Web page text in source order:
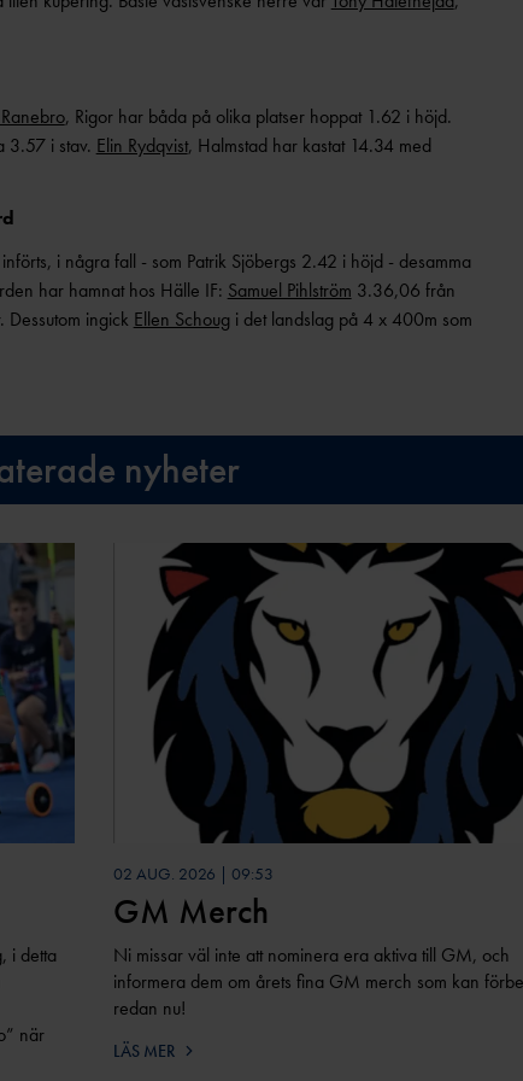
, Rigor har båda på olika platser hoppat 1.62 i höjd.
3.57 i stav. Elin Rydqvist, Halmstad har kastat 14.34 med
i några fall - som Patrik Sjöbergs 2.42 i höjd - desamma
har hamnat hos Hälle IF: Samuel Pihlström 3.36,06 från
ingick Ellen Schoug i det landslag på 4 x 400m som
nyheter
i detta
när
02 AUG. 2026 | 09:53
GM Merch
Ni missar väl inte att nominera era aktiva till GM, och
informera dem om årets fina GM merch som kan
redan nu!
LÄS MER